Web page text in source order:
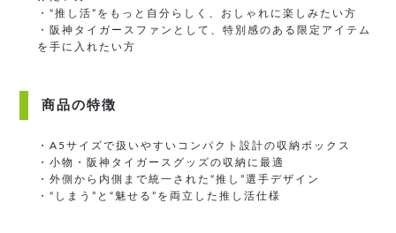
・“推し活”をもっと自分らしく、おしゃれに楽しみたい方
・阪神タイガースファンとして、特別感のある限定アイテム
を手に入れたい方
商品の特徴
・A5サイズで扱いやすいコンパクト設計の収納ボックス
・小物・阪神タイガースグッズの収納に最適
・外側から内側まで統一された“推し”選手デザイン
・“しまう”と“魅せる”を両立した推し活仕様